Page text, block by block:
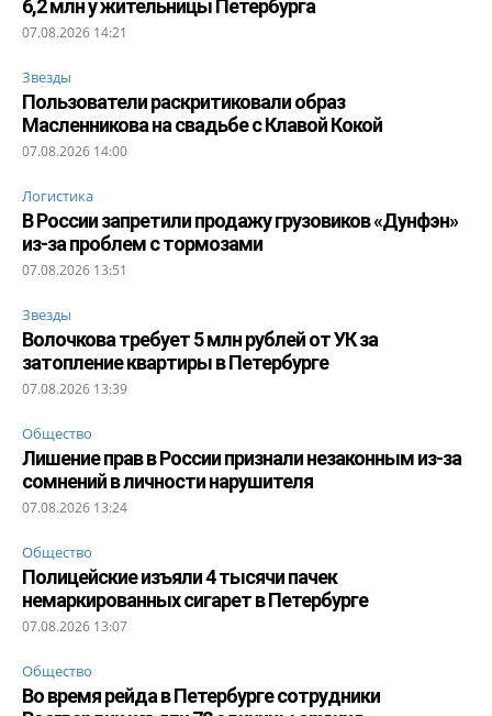
6,2 млн у жительницы Петербурга
07.08.2026 14:21
Звезды
Пользователи раскритиковали образ
Масленникова на свадьбе с Клавой Кокой
07.08.2026 14:00
Логистика
В России запретили продажу грузовиков «Дунфэн»
из-за проблем с тормозами
07.08.2026 13:51
Звезды
Волочкова требует 5 млн рублей от УК за
затопление квартиры в Петербурге
07.08.2026 13:39
Общество
Лишение прав в России признали незаконным из-за
сомнений в личности нарушителя
07.08.2026 13:24
Общество
Полицейские изъяли 4 тысячи пачек
немаркированных сигарет в Петербурге
07.08.2026 13:07
Общество
Во время рейда в Петербурге сотрудники